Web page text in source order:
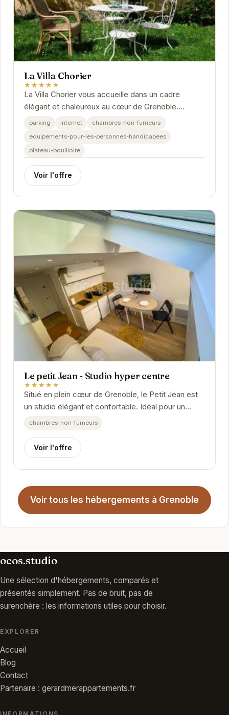
La Villa Chorier
★★★★★
La Villa Chorier vous accueille dans un cadre
élégant et chaleureux au cœur de Grenoble.
Proche des sites touristiques et des commodités,
parking internet
chambres-non-fumeurs
equipements-pour-les-personnes-handicapees
plateau-bouilloire
Voir l'offre
Le petit Jean - Studio hyper centre
★★★★★
Situé en plein cœur de Grenoble, le Petit Jean est
un studio élégant et confortable. Idéal pour un
séjour en couple ou en solo, il offre un...
chambres-non-fumeurs
Voir l'offre
Voir tous les hébergements à Grenoble
ocos.studio
Une sélection d'hébergements, comparés et
présentés simplement. Pas de bruit, pas de
surenchère : les informations utiles pour choisir.
EXPLORER
Accueil
Blog
Contact
Partenaire : gerardmerappartements.fr